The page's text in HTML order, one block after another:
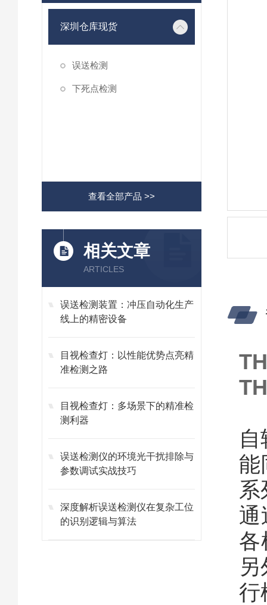
深圳仓库现货
误送检测
下死点检测
查看全部产品 >>
相关文章
ARTICLES
误送检测装置：冲压自动化生产
线上的精密设备
目视检查灯：以性能优势点亮精
准检测之路
目视检查灯：多场景下的精准检
测利器
误送检测仪的环境光干扰排除与
参数调试实战技巧
深度解析误送检测仪在复杂工位
的识别逻辑与算法
能
系
通
各
行